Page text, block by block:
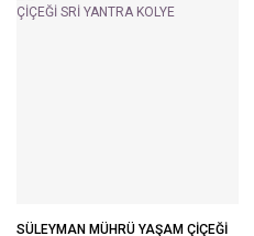
SÜLEYMAN MÜHRÜ YAŞAM ÇİÇEĞİ